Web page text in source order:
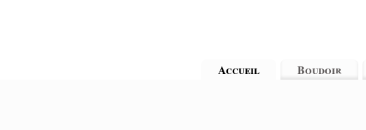
Accueil Boudoir